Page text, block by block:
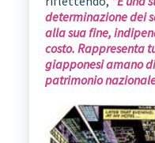
determinazione dei
alla sua fine,
costo. Rappresenta
giapponesi amano
patrimonio